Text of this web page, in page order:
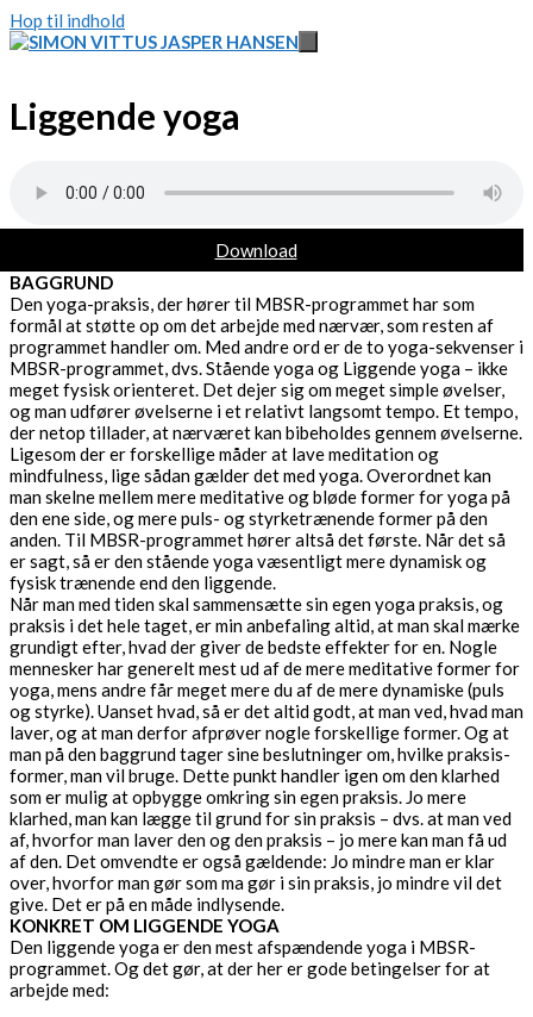
Hop til indhold
Liggende yoga
Download
BAGGRUND
Den yoga-praksis, der hører til MBSR-programmet har som
formål at støtte op om det arbejde med nærvær, som resten af
programmet handler om. Med andre ord er de to yoga-sekvenser i
MBSR-programmet, dvs. Stående yoga og Liggende yoga – ikke
meget fysisk orienteret. Det dejer sig om meget simple øvelser,
og man udfører øvelserne i et relativt langsomt tempo. Et tempo,
der netop tillader, at nærværet kan bibeholdes gennem øvelserne.
Ligesom der er forskellige måder at lave meditation og
mindfulness, lige sådan gælder det med yoga. Overordnet kan
man skelne mellem mere meditative og bløde former for yoga på
den ene side, og mere puls- og styrketrænende former på den
anden. Til MBSR-programmet hører altså det første. Når det så
er sagt, så er den stående yoga væsentligt mere dynamisk og
fysisk trænende end den liggende.
Når man med tiden skal sammensætte sin egen yoga praksis, og
praksis i det hele taget, er min anbefaling altid, at man skal mærke
grundigt efter, hvad der giver de bedste effekter for en. Nogle
mennesker har generelt mest ud af de mere meditative former for
yoga, mens andre får meget mere du af de mere dynamiske (puls
og styrke). Uanset hvad, så er det altid godt, at man ved, hvad man
laver, og at man derfor afprøver nogle forskellige former. Og at
man på den baggrund tager sine beslutninger om, hvilke praksis-
former, man vil bruge. Dette punkt handler igen om den klarhed
som er mulig at opbygge omkring sin egen praksis. Jo mere
klarhed, man kan lægge til grund for sin praksis – dvs. at man ved
af, hvorfor man laver den og den praksis – jo mere kan man få ud
af den. Det omvendte er også gældende: Jo mindre man er klar
over, hvorfor man gør som ma gør i sin praksis, jo mindre vil det
give. Det er på en måde indlysende.
KONKRET OM LIGGENDE YOGA
Den liggende yoga er den mest afspændende yoga i MBSR-
programmet. Og det gør, at der her er gode betingelser for at
arbejde med: